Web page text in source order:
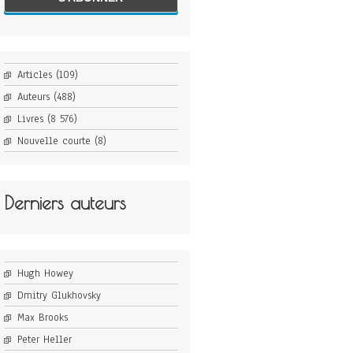
Articles(109)
Auteurs(488)
Livres(8 576)
Nouvelle courte (8)
Derniers auteurs
Hugh Howey
Dmitry Glukhovsky
Max Brooks
Peter Heller